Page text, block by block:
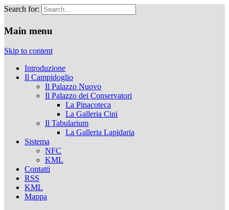
Search for:
Musei Capitolini
Main menu
Skip to content
Introduzione
Il Campidoglio
Il Palazzo Nuovo
Il Palazzo dei Conservatori
La Pinacoteca
La Galleria Cini
Il Tabularium
La Galleria Lapidaria
Sistema
NFC
KML
Contatti
RSS
KML
Mappa